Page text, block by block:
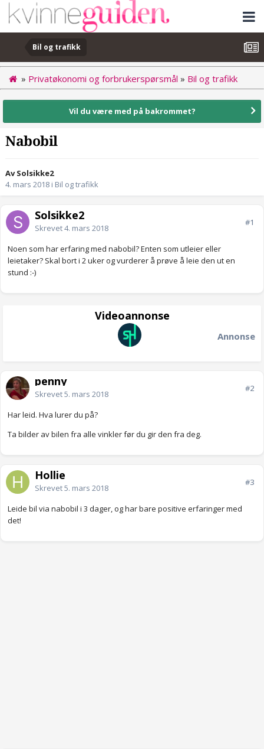
Bil og trafikk
» Privatøkonomi og forbrukerspørsmål » Bil og trafikk
Vil du være med på bakrommet?
Nabobil
Av Solsikke2
4. mars 2018 i Bil og trafikk
Solsikke2
Skrevet4. mars 2018
#1
Noen som har erfaring med nabobil? Enten som utleier eller
leietaker? Skal bort i 2 uker og vurderer å prøve å leie den ut en
stund :-)
Videoannonse
Annonse
penny_
Skrevet5. mars 2018
#2
Har leid. Hva lurer du på?
Ta bilder av bilen fra alle vinkler før du gir den fra deg.
Hollie
Skrevet5. mars 2018
#3
Leide bil via nabobil i 3 dager, og har bare positive erfaringer med
det!